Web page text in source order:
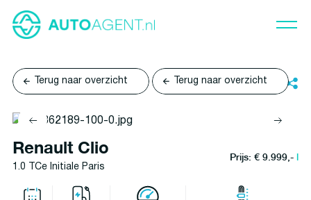
Terug naar overzicht Terug naar overzicht
Renault Clio
1.0 TCe Initiale Paris
Prijs: € 9.999,-l